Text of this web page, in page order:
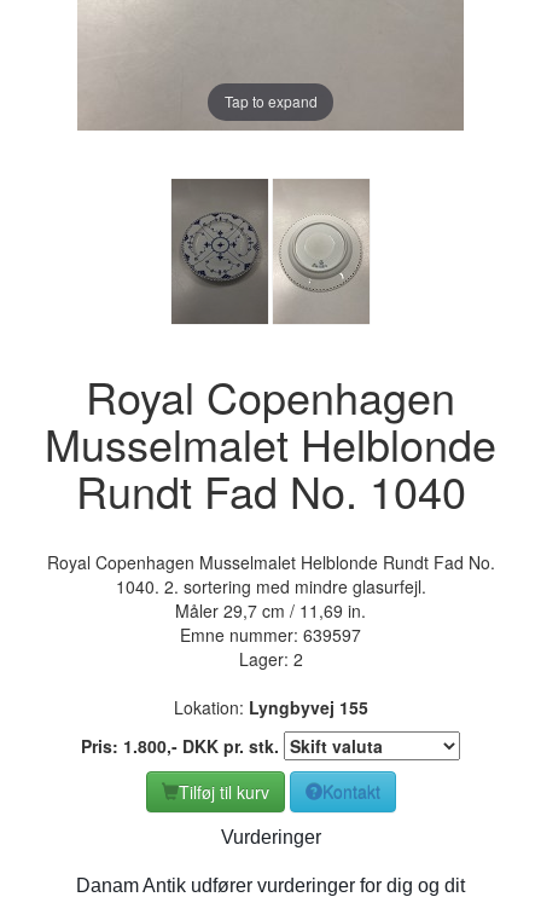
Tap to expand
Royal Copenhagen
Musselmalet Helblonde
Rundt Fad No. 1040
Royal Copenhagen Musselmalet Helblonde Rundt Fad No.
1040. 2. sortering med mindre glasurfejl.
Måler 29,7 cm / 11,69 in.
Emne nummer: 639597
Lager: 2
Lokation: Lyngbyvej 155
Pris: 1.800,- DKK pr. stk.
Tilføj til kurv
Kontakt
Vurderinger
Danam Antik udfører vurderinger for dig og dit